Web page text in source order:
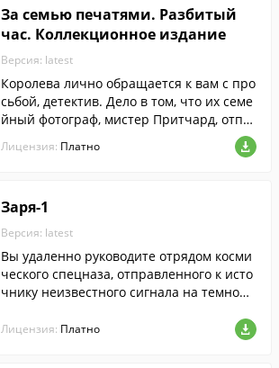
За семью печатями. Разбитый
час. Коллекционное издание
Версия: latest
Королева лично обращается к вам с про
сьбой, детектив. Дело в том, что их семе
йный фотограф, мистер Притчард, отпр
авился в Шотландию за новыми снимка
ми, остановился в пансионате Хаксли и
Лицензия: Платно
Заря-1
Версия: latest
Вы удаленно руководите отрядом косми
ческого спецназа, отправленного к исто
чнику неизвестного сигнала на темной
Лицензия: Платно